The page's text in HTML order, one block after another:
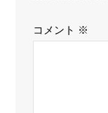
コメント ※